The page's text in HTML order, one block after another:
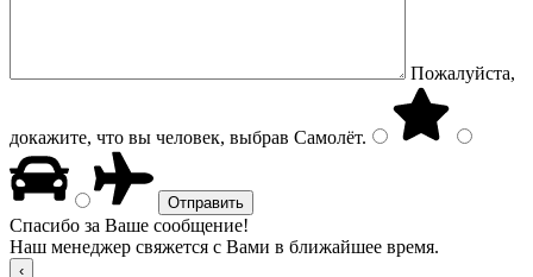
Пожалуйста,
докажите, что вы человек, выбрав Самолёт.
Спасибо за Ваше сообщение!
Наш менеджер свяжется с Вами в ближайшее время.